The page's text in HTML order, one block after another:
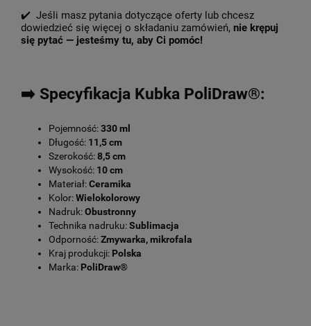
✔️ Jeśli masz pytania dotyczące oferty lub chcesz
dowiedzieć się więcej o składaniu zamówień, nie krępuj
się pytać — jesteśmy tu, aby Ci pomóc!
➡️ Specyfikacja Kubka PoliDraw®:
Pojemność:330 ml
Długość: 11,5 cm
Szerokość:8,5 cm
Wysokość: 10 cm
Materiał:Ceramika
Kolor:Wielokolorowy
Nadruk:Obustronny
Technika nadruku:Sublimacja
Odporność:Zmywarka, mikrofala
Kraj produkcji: Polska
Marka: PoliDraw®